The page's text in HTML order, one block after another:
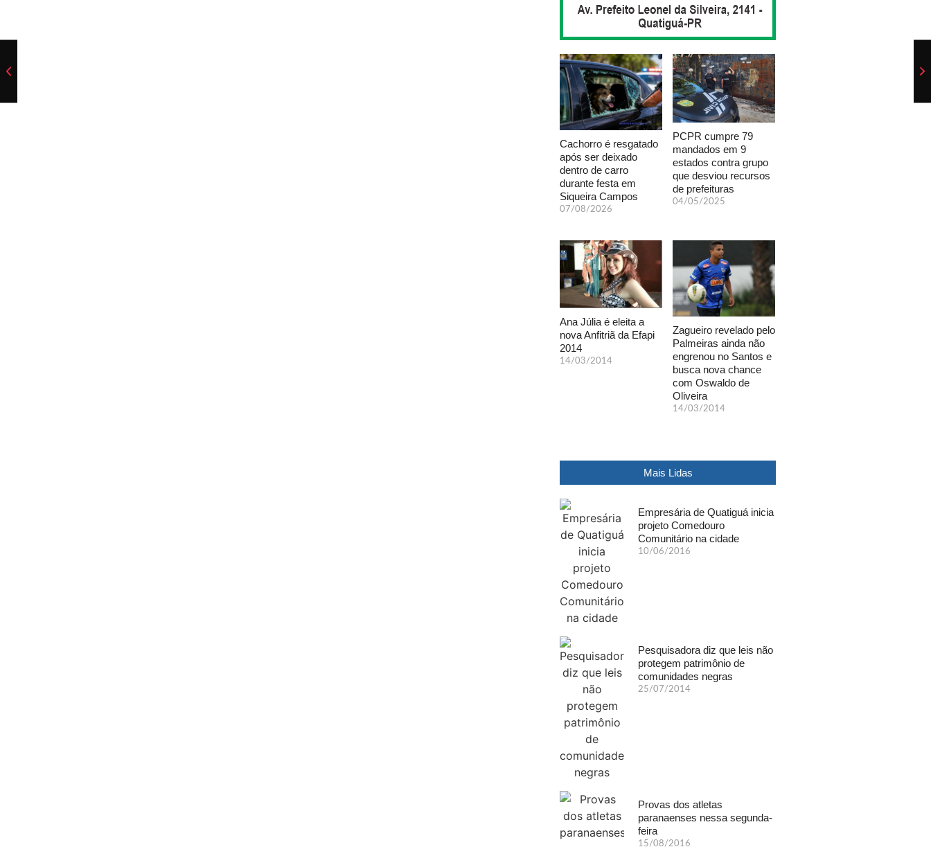
Cachorro é resgatado
após ser deixado
dentro de carro
durante festa em
Siqueira Campos
07/08/2026
PCPR cumpre 79
mandados em 9
estados contra grupo
que desviou recursos
de prefeituras
04/05/2025
Ana Júlia é eleita a
nova Anfitriã da Efapi
2014
14/03/2014
Zagueiro revelado pelo
Palmeiras ainda não
engrenou no Santos e
busca nova chance
com Oswaldo de
Oliveira
14/03/2014
Mais Lidas
Empresária de Quatiguá inicia
projeto Comedouro
Comunitário na cidade
10/06/2016
Pesquisadora diz que leis não
protegem patrimônio de
comunidades negras
25/07/2014
Provas dos atletas
paranaenses nessa segunda-
feira
15/08/2016